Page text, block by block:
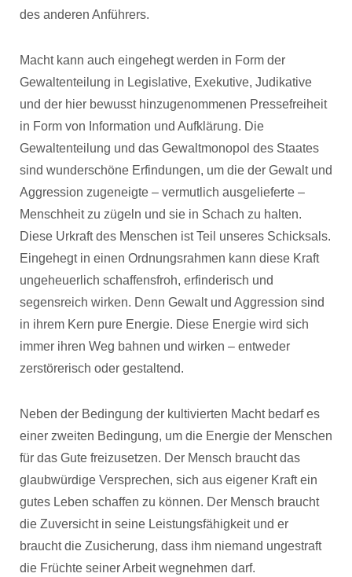
des anderen Anführers.
Macht kann auch eingehegt werden in Form der
Gewaltenteilung in Legislative, Exekutive, Judikative
und der hier bewusst hinzugenommenen Pressefreiheit
in Form von Information und Aufklärung. Die
Gewaltenteilung und das Gewaltmonopol des Staates
sind wunderschöne Erfindungen, um die der Gewalt und
Aggression zugeneigte – vermutlich ausgelieferte –
Menschheit zu zügeln und sie in Schach zu halten.
Diese Urkraft des Menschen ist Teil unseres Schicksals.
Eingehegt in einen Ordnungsrahmen kann diese Kraft
ungeheuerlich schaffensfroh, erfinderisch und
segensreich wirken. Denn Gewalt und Aggression sind
in ihrem Kern pure Energie. Diese Energie wird sich
immer ihren Weg bahnen und wirken – entweder
zerstörerisch oder gestaltend.
Neben der Bedingung der kultivierten Macht bedarf es
einer zweiten Bedingung, um die Energie der Menschen
für das Gute freizusetzen. Der Mensch braucht das
glaubwürdige Versprechen, sich aus eigener Kraft ein
gutes Leben schaffen zu können. Der Mensch braucht
die Zuversicht in seine Leistungsfähigkeit und er
braucht die Zusicherung, dass ihm niemand ungestraft
die Früchte seiner Arbeit wegnehmen darf.